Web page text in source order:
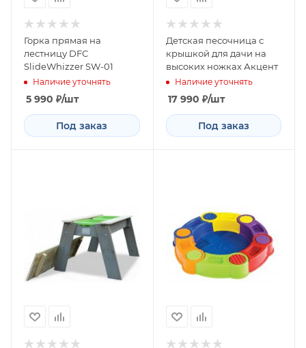
Горка прямая на
лестницу DFC
SlideWhizzer SW-01
Наличие уточнять
5 990 ₽/шт
Под заказ
Детская песочница с
крышкой для дачи нa
выcoких ножкaх Акцент
Наличие уточнять
17 990 ₽/шт
Под заказ